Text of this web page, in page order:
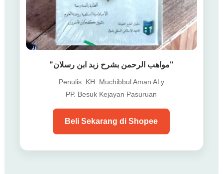
"مواهب الرحمن بشرح زبد ابن رسلان"
Penulis: KH. Muchibbul Aman ALy
PP. Besuk Kejayan Pasuruan
Beli Sekarang di Shopee